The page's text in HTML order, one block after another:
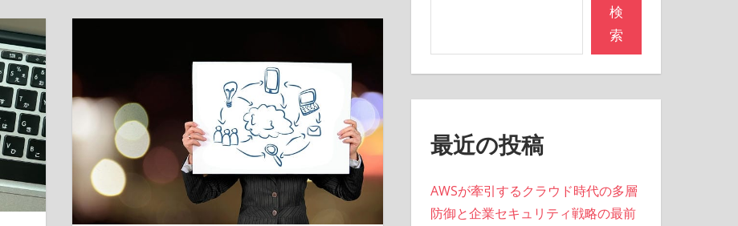
検
索
最近の投稿
AWSが牽引するクラウド時代の多層
防御と企業セキュリティ戦略の最前